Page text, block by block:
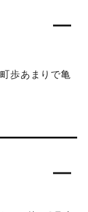
歩あまりで亀